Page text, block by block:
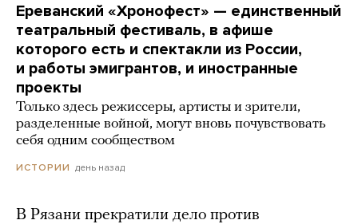
Ереванский «Хронофест» — единственный
театральный фестиваль, в афише
которого есть и спектакли из России,
и работы эмигрантов, и иностранные
проекты
Только здесь режиссеры, артисты и зрители,
разделенные войной, могут вновь почувствовать
себя одним сообществом
ИСТОРИИ день назад
В Рязани прекратили дело против